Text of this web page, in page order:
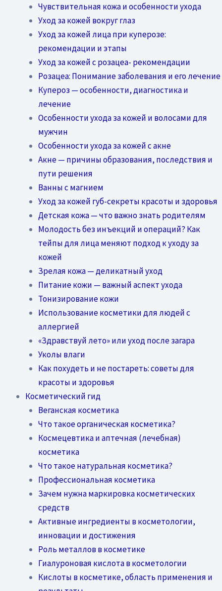
Чувствительная кожа и особенности ухода
Уход за кожей вокруг глаз
Уход за кожей лица при куперозе:
рекомендации и этапы
Уход за кожей с розацеа- рекомендации
Розацеа: Понимание заболевания и его лечение
Купероз — особенности, диагностика и
лечение
Особенности ухода за кожей и волосами для
мужчин
Особенности ухода за кожей с акне
Акне — причины образования, последствия и
пути решения
Ванны с магнием
Уход за кожей губ-секреты красоты и здоровья
Детская кожа — что важно знать родителям
Молодость без инъекций и операций? Как
тейпы для лица меняют подход к уходу за
кожей
Зрелая кожа — деликатный уход
Питание кожи — важный аспект ухода
Тонизирование кожи
Использование косметики для людей с
аллергией
«Здравствуй лето» или уход после загара
Уколы влаги
Как похудеть и не постареть: советы для
красоты и здоровья
Косметический гид
Веганская косметика
Что такое органическая косметика?
Космецевтика и аптечная (лечебная)
косметика
Что такое натуральная косметика?
Профессиональная косметика
Зачем нужна маркировка косметических
средств
Активные ингредиенты в косметологии,
инновации и достижения
Роль металлов в косметике
Гиалуроновая кислота в косметологии
Кислоты в косметике, область применения и